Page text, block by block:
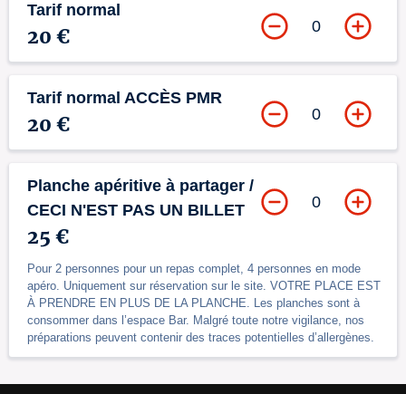
Tarif normal
20 € 0
Tarif normal ACCÈS PMR
20 € 0
Planche apéritive à partager /
CECI N'EST PAS UN BILLET
25 €
Pour 2 personnes pour un repas complet, 4 personnes en mode
apéro. Uniquement sur réservation sur le site. VOTRE PLACE EST
À PRENDRE EN PLUS DE LA PLANCHE. Les planches sont à
consommer dans l’espace Bar. Malgré toute notre vigilance, nos
préparations peuvent contenir des traces potentielles d’allergènes.
0